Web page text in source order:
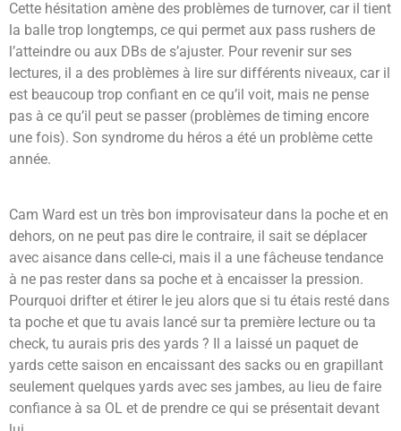
Cette hésitation amène des problèmes de turnover, car il tient
la balle trop longtemps, ce qui permet aux pass rushers de
l’atteindre ou aux DBs de s’ajuster. Pour revenir sur ses
lectures, il a des problèmes à lire sur différents niveaux, car il
est beaucoup trop confiant en ce qu’il voit, mais ne pense
pas à ce qu’il peut se passer (problèmes de timing encore
une fois). Son syndrome du héros a été un problème cette
année.
Cam Ward est un très bon improvisateur dans la poche et en
dehors, on ne peut pas dire le contraire, il sait se déplacer
avec aisance dans celle-ci, mais il a une fâcheuse tendance
à ne pas rester dans sa poche et à encaisser la pression.
Pourquoi drifter et étirer le jeu alors que si tu étais resté dans
ta poche et que tu avais lancé sur ta première lecture ou ta
check, tu aurais pris des yards ? Il a laissé un paquet de
yards cette saison en encaissant des sacks ou en grapillant
seulement quelques yards avec ses jambes, au lieu de faire
confiance à sa OL et de prendre ce qui se présentait devant